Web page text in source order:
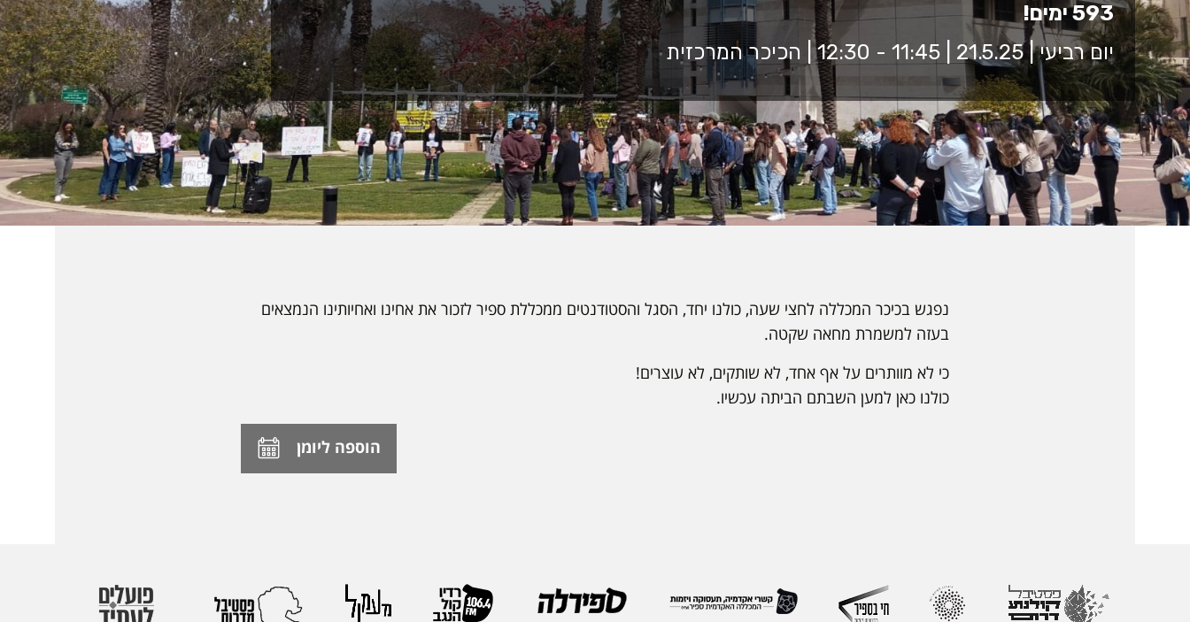
593 ימים!
יום רביעי | 21.5.25 | 11:45 - 12:30 | הכיכר המרכזית
נפגש בכיכר המכללה לחצי שעה, כולנו יחד, הסגל והסטודנטים ממכללת ספיר לזכור את אחינו ואחיותינו הנמצאים
בעזה למשמרת מחאה שקטה.
כי לא מוותרים על אף אחד, לא שותקים, לא עוצרים!
כולנו כאן למען השבתם הביתה עכשיו.
הוספה ליומן